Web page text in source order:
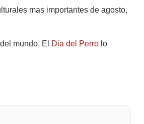
mas importantes de agosto,
mundo. El Dia del Perro lo